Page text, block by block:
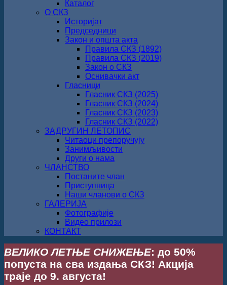
Каталог
О СКЗ
Историјат
Председници
Закон и општа акта
Правила СКЗ (1892)
Правила СКЗ (2019)
Закон о СКЗ
Оснивачки акт
Гласници
Гласник СКЗ (2025)
Гласник СКЗ (2024)
Гласник СКЗ (2023)
Гласник СКЗ (2022)
ЗАДРУГИН ЛЕТОПИС
Читаоци препоручују
Занимљивости
Други о нама
ЧЛАНСТВО
Постаните члан
Приступница
Наши чланови о СКЗ
ГАЛЕРИЈА
Фотографије
Видео прилози
КОНТАКТ
ВЕЛИКО ЛЕТЊЕ СНИЖЕЊЕ: до 50%
попуста на сва издања СКЗ! Акција
траје до 9. августа!